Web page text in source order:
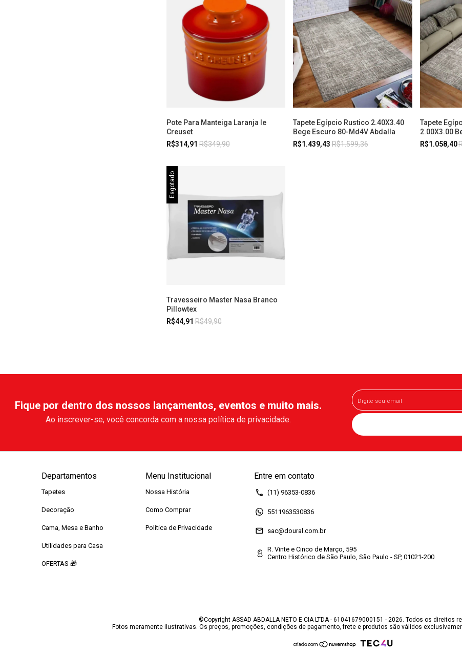
Pote Para Manteiga Laranja le
Creuset
R$314,91 R$349,90
Tapete Egípcio Rustico 2.40X3.40
Bege Escuro 80-Md4V Abdalla
R$1.439,43 R$1.599,36
Tapete
2.00X3.00
R$1.058,40
Esgotado
Travesseiro Master Nasa Branco
Pillowtex
R$44,91 R$49,90
Fique por dentro dos nossos lançamentos, eventos e muito mais.
Ao inscrever-se, você concorda com a nossa política de privacidade.
Departamentos
Tapetes
Decoração
Cama, Mesa e Banho
Utilidades para Casa
OFERTAS 🎁
Menu Institucional
Nossa História
Como Comprar
Política de Privacidade
Entre em contato
(11) 96353-0836
5511963530836
sac@doural.com.br
R. Vinte e Cinco de Março, 595
Centro Histórico de São Paulo, São Paulo - SP, 01021-200
©Copyright ASSAD ABDALLA NETO E CIA LTDA - 61041679000151 - 2026. Todos os direitos
Fotos meramente ilustrativas. Os preços, promoções, condições de pagamento, frete e produtos são válidos